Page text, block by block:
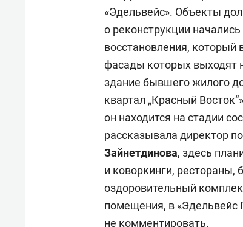
«Эдельвейс». Объекты
о реконструкции
восстановления, который
фасады которых выходят
здание бывшего жилого
квартал „Красный
он находится на стадии
рассказывала директор
Зайнетдинова, здесь
и коворкинги, рестораны,
оздоровительный
помещения, в «Эдельвейс
не комментировать.